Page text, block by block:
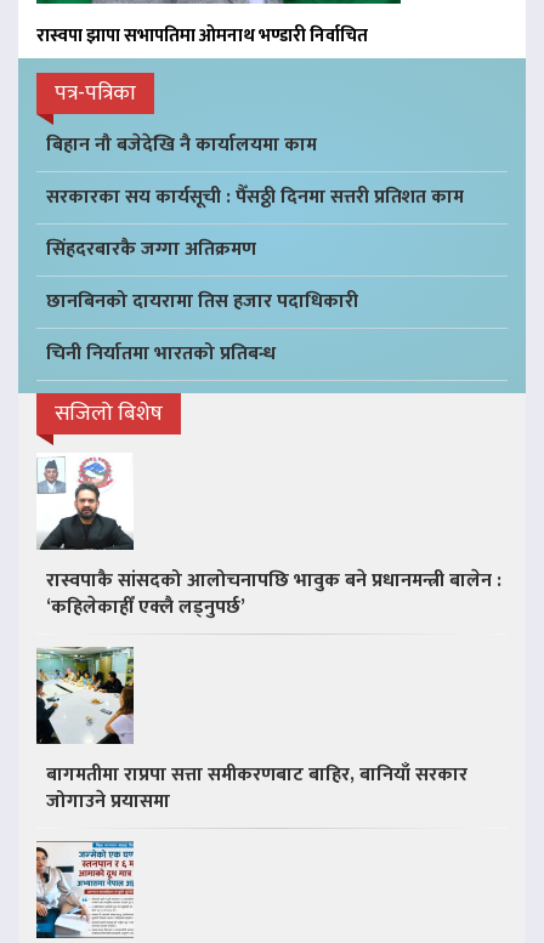
रास्वपा झापा सभापतिमा ओमनाथ भण्डारी निर्वाचित
पत्र-पत्रिका
बिहान नौ बजेदेखि नै कार्यालयमा काम
सरकारका सय कार्यसूची : पैँसठ्ठी दिनमा सत्तरी प्रतिशत काम
सिंहदरबारकै जग्गा अतिक्रमण
छानबिनको दायरामा तिस हजार पदाधिकारी
चिनी निर्यातमा भारतको प्रतिबन्ध
सजिलो बिशेष
रास्वपाकै सांसदको आलोचनापछि भावुक बने प्रधानमन्त्री बालेन :
‘कहिलेकाहीँ एक्लै लड्नुपर्छ’
बागमतीमा राप्रपा सत्ता समीकरणबाट बाहिर, बानियाँ सरकार
जोगाउने प्रयासमा